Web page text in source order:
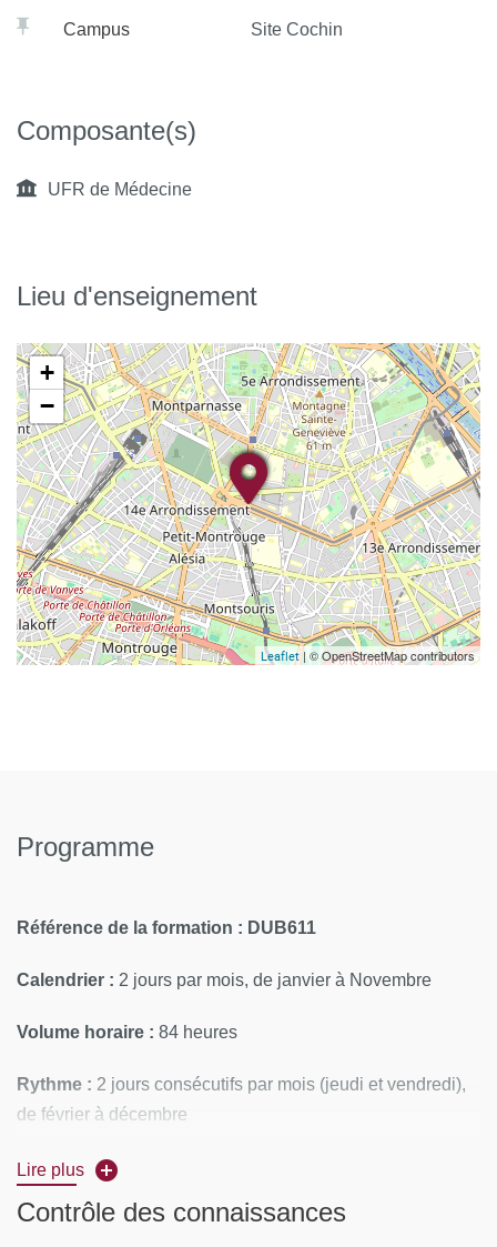
favoriser l’inclusion sociale et la sortie de la précarité ?
Campus Site Cochin
Composante(s)
UFR de Médecine
Lieu d'enseignement
+
−
Leaflet| © OpenStreetMap contributors
Programme
Référence de la formation : DUB611
Calendrier : 2 jours par mois, de janvier à Novembre
Volume horaire : 84 heures
Rythme : 2 jours consécutifs par mois (jeudi et vendredi),
de février à décembre
Lieu :Différents lieux de pratiques centrés rétablissement
Lire plus
Contrôle des connaissances